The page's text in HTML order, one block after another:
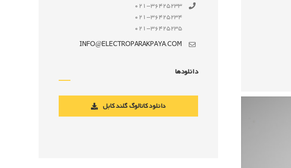
021-36425233
021-36425234
021-36425235
INFO@ELECTROPARAKPAYA.COM
دانلودها
دانلود کاتالوگ گلند کابل